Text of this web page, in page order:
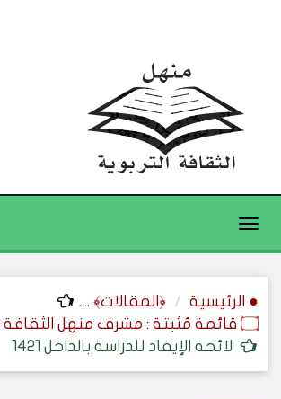
Toggle
● الرئيسية ﴿المقالات﴾ ....
۝ قائمة مُثبتة : مشرف منهل الثقافة التربوية.
لائحة الإيفاد للدراسة بالداخل 1421